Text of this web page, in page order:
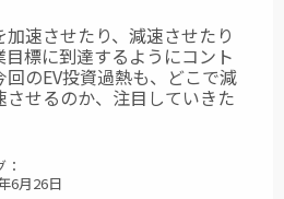
速させたり、減速させたり
目標に到達するようにコント
のEV投資過熱も、どこで減
せるのか、注目していきた
：
6月26日